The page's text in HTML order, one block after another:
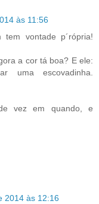
às 11:56
vontade p´rópria!
a cor tá boa? E ele:
uma escovadinha.
vez em quando, e
2014 às 12:16